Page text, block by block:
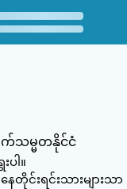
က်သမ္မတနိုင်ငံ
ါ။
ေတိုင်းရင်းသားများသာ